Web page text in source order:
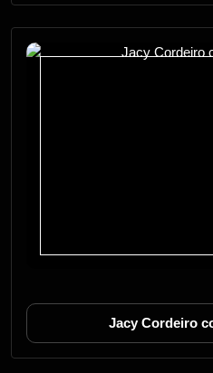
Jacy Cordeiro